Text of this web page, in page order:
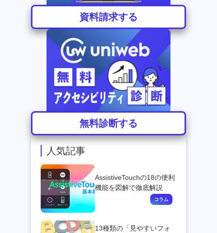
人気記事
AssistiveTouchの18の便利
機能を図解で徹底解説
13種類の「見やすいフォ
資料請求する
無料診断する